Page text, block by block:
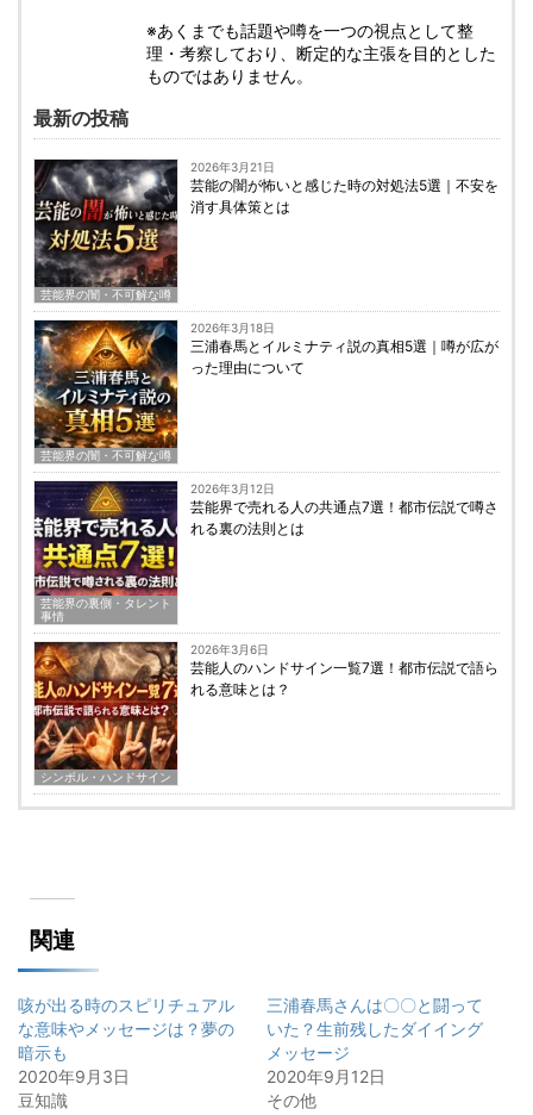
※あくまでも話題や噂を一つの視点として整
理・考察しており、断定的な主張を目的とした
ものではありません。
最新の投稿
芸能界の闇・不可解な噂
2026年3月21日
芸能の闇が怖いと感じた時の対処法5選｜不安を
消す具体策とは
芸能界の闇・不可解な噂
2026年3月18日
三浦春馬とイルミナティ説の真相5選｜噂が広が
った理由について
芸能界の裏側・タレント
事情
2026年3月12日
芸能界で売れる人の共通点7選！都市伝説で噂さ
れる裏の法則とは
シンボル・ハンドサイン
2026年3月6日
芸能人のハンドサイン一覧7選！都市伝説で語ら
れる意味とは？
関連
咳が出る時のスピリチュアル
な意味やメッセージは？夢の
暗示も
2020年9月3日
豆知識
三浦春馬さんは〇〇と闘って
いた？生前残したダイイング
メッセージ
2020年9月12日
その他